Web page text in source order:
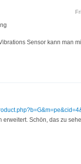
Sensor kann man
Schön, das zu